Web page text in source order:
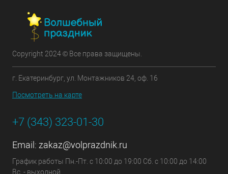
Copyright 2024 © Все права защищены.
г. Екатеринбург, ул. Монтажников 24, оф. 16
Посмотреть на карте
+7 (343) 323-01-30
Email: zakaz@volprazdnik.ru
График работы Пн.-Пт. с 10:00 до 19:00 Сб. с 10:00 до 14:00
Вс. - выходной